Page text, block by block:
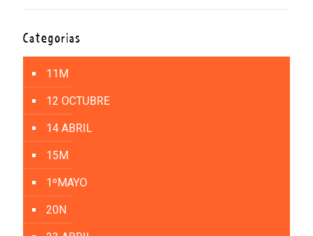
Categorías
11M
12 OCTUBRE
14 ABRIL
15M
1ºMAYO
20N